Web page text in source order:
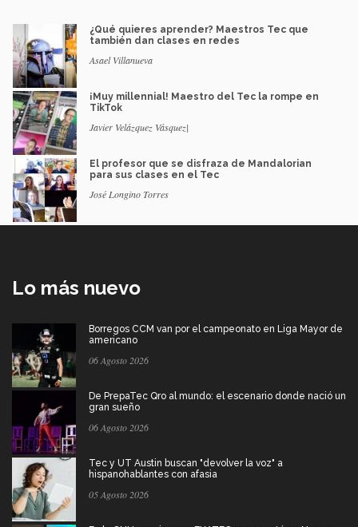
¿Qué quieres aprender? Maestros Tec que
también dan clases en redes
Asael Villanueva
¡Muy millennial! Maestro del Tec la rompe en
TikTok
Javier Velázquez Vásquez|
El profesor que se disfraza de Mandalorian
para sus clases en el Tec
José Longino Torres
Lo más nuevo
Borregos CCM van por el campeonato en Liga Mayor de
americano
06 Agosto 2026
De PrepaTec Qro al mundo: el escenario donde nació un
gran sueño
06 Agosto 2026
Tec y UT Austin buscan "devolver la voz" a
hispanohablantes con afasia
05 Agosto 2026